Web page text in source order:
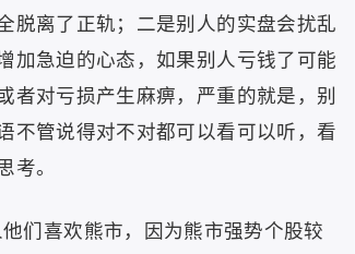
脱离了正轨；二是别人的实盘会扰乱
加急迫的心态，如果别人亏钱了可能
者对亏损产生麻痹，严重的就是，别
不管说得对不对都可以看可以听，看
考。
们喜欢熊市，因为熊市强势个股较